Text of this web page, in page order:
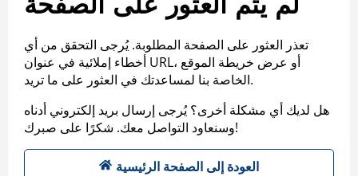
لم يتم العثور على الصفحة
تعذر العثور على الصفحة المطلوبة. يُرجى التحقق من أي
أخطاء إملائية في عنوان URL، أو عرض خريطة الموقع
الخاصة بنا لمساعدتك في العثور على ما تريد.
هل لديك أي مشكلة أخرى؟ يُرجى إرسال بريد إلكتروني أدناه
وسنعاود التواصل معك. شكرًا على صبرك!
العودة إلى الصفحة الرئيسية